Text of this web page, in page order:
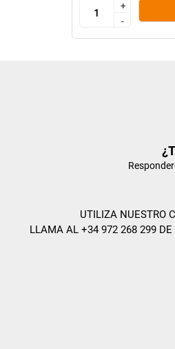
+
-
+
-
UTILIZA NUESTRO
LLAMA AL +34 972 268 299